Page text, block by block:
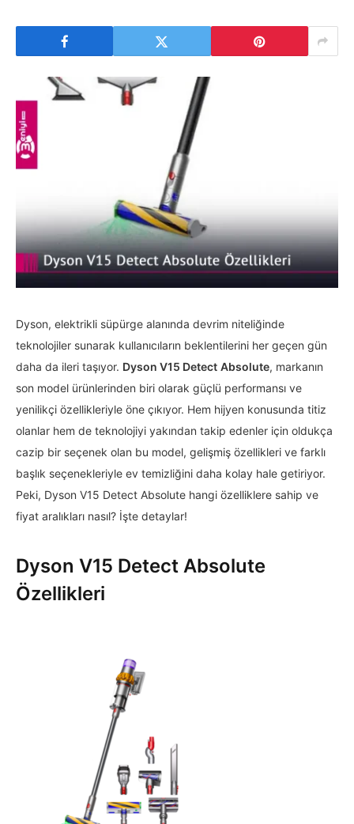
Dyson, elektrikli süpürge alanında devrim niteliğinde
teknolojiler sunarak kullanıcıların beklentilerini her geçen gün
daha da ileri taşıyor. Dyson V15 Detect Absolute, markanın
son model ürünlerinden biri olarak güçlü performansı ve
yenilikçi özellikleriyle öne çıkıyor. Hem hijyen konusunda titiz
olanlar hem de teknolojiyi yakından takip edenler için oldukça
cazip bir seçenek olan bu model, gelişmiş özellikleri ve farklı
başlık seçenekleriyle ev temizliğini daha kolay hale getiriyor.
Peki, Dyson V15 Detect Absolute hangi özelliklere sahip ve
fiyat aralıkları nasıl? İşte detaylar!
Dyson V15 Detect Absolute
Özellikleri